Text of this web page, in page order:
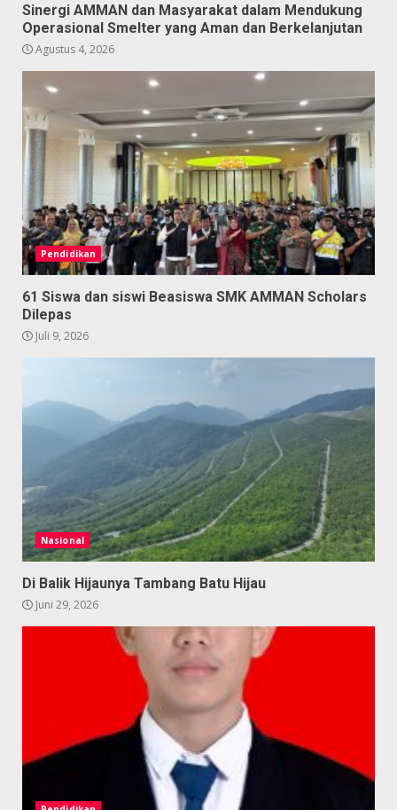
Sinergi AMMAN dan Masyarakat dalam Mendukung
Operasional Smelter yang Aman dan Berkelanjutan
Agustus 4, 2026
Pendidikan
61 Siswa dan siswi Beasiswa SMK AMMAN Scholars
Dilepas
Juli 9, 2026
Nasional
Di Balik Hijaunya Tambang Batu Hijau
Juni 29, 2026